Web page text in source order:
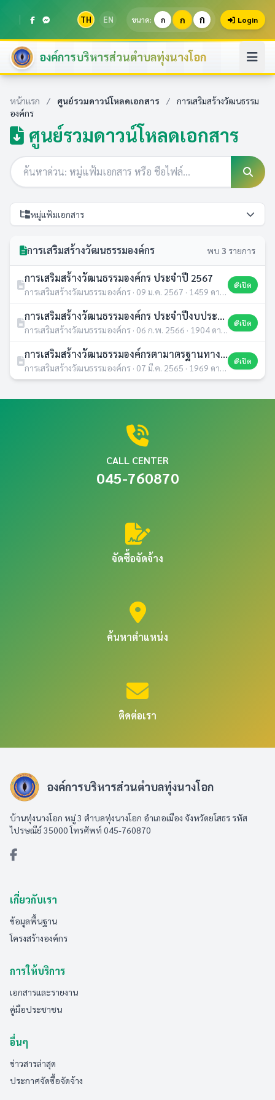
TH EN ขนาด: ก ก ก Login
องค์การบริหารส่วนตำบลทุ่งนางโอก
หน้าแรก / ศูนย์รวมดาวน์โหลดเอกสาร /
การเสริมสร้างวัฒนธรรม
องค์กร
ศูนย์รวมดาวน์โหลดเอกสาร
หมู่แฟ้มเอกสาร
การเสริมสร้างวัฒนธรรมองค์กร พบ 3 รายการ
การเสริมสร้างวัฒนธรรมองค์กร ประจำปี 2567
การเสริมสร้างวัฒนธรรมองค์กร · 09 ม.ค. 2567 · 1459 ดาวน์โหลด
เปิด
การเสริมสร้างวัฒนธรรมองค์กร ประจำปีงบประมาณ พ.ศ.2566
การเสริมสร้างวัฒนธรรมองค์กร · 06 ก.พ. 2566 · 1904 ดาวน์โหลด
เปิด
การเสริมสร้างวัฒนธรรมองค์กรตามาตรฐานทางจริยธรรม ประจำปี พ.ศ.2565
การเสริมสร้างวัฒนธรรมองค์กร · 07 มี.ค. 2565 · 1969 ดาวน์โหลด
เปิด
CALL CENTER
045-760870
จัดซื้อจัดจ้าง
ค้นหาตำแหน่ง
ติดต่อเรา
องค์การบริหารส่วนตำบลทุ่งนางโอก
บ้านทุ่งนางโอก หมู่ 3 ตำบลทุ่งนางโอก อำเภอเมือง จังหวัดยโสธร รหัส
ไปรษณีย์ 35000 โทรศัพท์ 045-760870
เกี่ยวกับเรา
ข้อมูลพื้นฐาน
โครงสร้างองค์กร
การให้บริการ
เอกสารและรายงาน
คู่มือประชาชน
อื่นๆ
ข่าวสารล่าสุด
ประกาศจัดซื้อจัดจ้าง